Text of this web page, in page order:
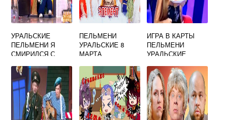
УРАЛЬСКИЕ
ПЕЛЬМЕНИ Я
СМИРИЛСЯ С
ПОЕЗДКОЙ В
АШАН
ПЕЛЬМЕНИ
УРАЛЬСКИЕ 8
МАРТА
ИГРА В КАРТЫ
ПЕЛЬМЕНИ
УРАЛЬСКИЕ